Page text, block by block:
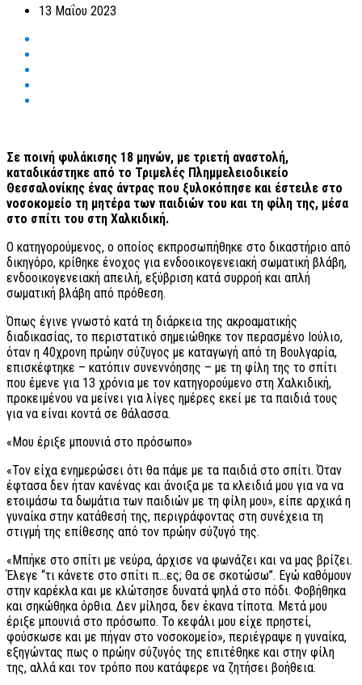
13 Μαΐου 2023
Σε ποινή φυλάκισης 18 μηνών, με τριετή αναστολή,
καταδικάστηκε από το Τριμελές Πλημμελειοδικείο
Θεσσαλονίκης ένας άντρας που ξυλοκόπησε και έστειλε στο
νοσοκομείο τη μητέρα των παιδιών του και τη φίλη της, μέσα
στο σπίτι του στη Χαλκιδική.
Ο κατηγορούμενος, ο οποίος εκπροσωπήθηκε στο δικαστήριο από
δικηγόρο, κρίθηκε ένοχος για ενδοοικογενειακή σωματική βλάβη,
ενδοοικογενειακή απειλή, εξύβριση κατά συρροή και απλή
σωματική βλάβη από πρόθεση.
Όπως έγινε γνωστό κατά τη διάρκεια της ακροαματικής
διαδικασίας, το περιστατικό σημειώθηκε τον περασμένο Ιούλιο,
όταν η 40χρονη πρώην σύζυγος με καταγωγή από τη Βουλγαρία,
επισκέφτηκε – κατόπιν συνεννόησης – με τη φίλη της το σπίτι
που έμενε για 13 χρόνια με τον κατηγορούμενο στη Χαλκιδική,
προκειμένου να μείνει για λίγες ημέρες εκεί με τα παιδιά τους
για να είναι κοντά σε θάλασσα.
«Μου έριξε μπουνιά στο πρόσωπο»
«Τον είχα ενημερώσει ότι θα πάμε με τα παιδιά στο σπίτι. Όταν
έφτασα δεν ήταν κανένας και άνοιξα με τα κλειδιά μου για να να
ετοιμάσω τα δωμάτια των παιδιών με τη φίλη μου», είπε αρχικά η
γυναίκα στην κατάθεσή της, περιγράφοντας στη συνέχεια τη
στιγμή της επίθεσης από τον πρώην σύζυγό της.
«Μπήκε στο σπίτι με νεύρα, άρχισε να φωνάζει και να μας βρίζει.
Έλεγε “τι κάνετε στο σπίτι π…ες; Θα σε σκοτώσω”. Εγώ καθόμουν
στην καρέκλα και με κλώτσησε δυνατά ψηλά στο πόδι. Φοβήθηκα
και σηκώθηκα όρθια. Δεν μίλησα, δεν έκανα τίποτα. Μετά μου
έριξε μπουνιά στο πρόσωπο. Το κεφάλι μου είχε πρηστεί,
φούσκωσε και με πήγαν στο νοσοκομείο», περιέγραψε η γυναίκα,
εξηγώντας πως ο πρώην σύζυγός της επιτέθηκε και στην φίλη
της, αλλά και τον τρόπο που κατάφερε να ζητήσει βοήθεια.